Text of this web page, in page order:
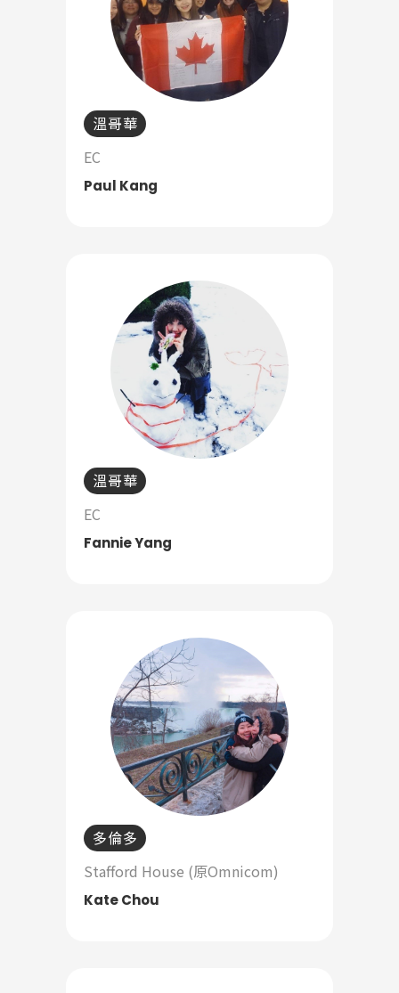
加拿大RO 任意門 遊學團
Latest News 最新消息
Promotion 最新優惠
Program 課程選擇
溫哥華
EC
Paul Kang
溫哥華
EC
Fannie Yang
多倫多
Stafford House (原Omnicom)
Kate Chou